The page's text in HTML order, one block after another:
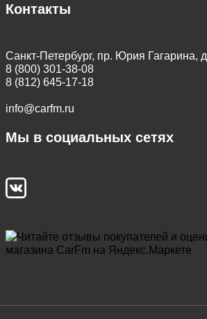
Контакты
Санкт-Петербург, пр. Юрия Гагарина,
8 (800) 301-38-08
8 (812) 645-17-18
info@carfm.ru
Мы в социальных сетях